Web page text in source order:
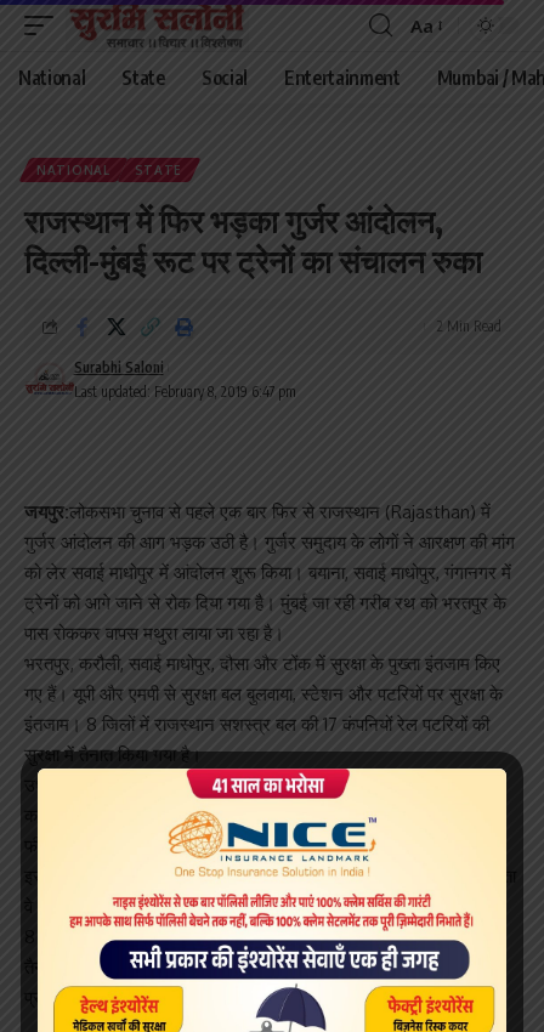
Font
Resizer
Aa
National State Social Entertainment Mumbai /
NATIONAL STATE
राजस्थान में फिर भड़का गुर्जर आंदोलन,
दिल्ली-मुंबई रूट पर ट्रेनों का संचालन रुका
Last updated: February 8, 2019 6:47 pm
Surabhi Saloni
2 Min Read
जयपुर:लोकसभा चुनाव से पहले एक बार फिर से राजस्थान (Rajasthan) में
गुर्जर आंदोलन की आग भड़क उठी है। गुर्जर समुदाय के लोगों ने आरक्षण की मांग
को लेर सवाई माधोपुर में आंदोलन शुरू किया। बयाना, सवाई माधोपुर, गंगानगर में
ट्रेनों को आगे जाने से रोक दिया गया है। मुंबई जा रही गरीब रथ को भरतपुर के
पास रोककर वापस मथुरा लाया जा रहा है।
भरतपुर, करौली, सवाई माधोपुर, दौसा और टोंक में सुरक्षा के पुख्ता इंतजाम किए
गए हैं। यूपी और एमपी से सुरक्षा बल बुलवाया, स्टेशन और पटरियों पर सुरक्षा के
इंतजाम। 8 जिलों में राजस्थान सशस्त्र बल की 17 कंपनियों रेल पटरियों की
सुरक्षा में तैनात किया गया है।
उधर, सवाई माधोपुर में महापंचायत के बाद भीड़ के साथ मुंबई ट्रेक पर पहुंचे
कर्नल बैंसला। उन्होंने कहा- “गुर्जर नेता किरोड़ सिंह बैंसला ने कहा- हम पांच
फीसदी आरक्षण चाहते हैं। सरकार ने हमारे अनुरोध पर कोई जवाब नहीं दिया।
इसलिए, मैं अब आंदोलन करने जा रहा हूं। सरकार को देना चाहिए, मैं नहीं जानता
वे कैसे देगी?”
8 जिलों में राजस्थान सशस्त्र बल की 17 कंपनियों रेल पटरियों की सुरक्षा में
तैनात किया गया है। समाज की मांग है कि सरकार सभी प्रक्रिया पूरी कर 5
प्रतिशत आरक्षण बैकलाग के साथ दे।